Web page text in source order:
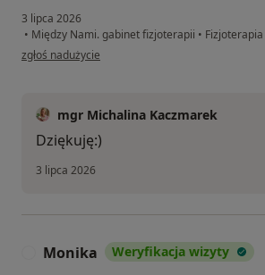
3 lipca 2026
• Między Nami. gabinet fizjoterapii •
w opinii użytkownika Katarzyna
zgłoś nadużycie
mgr Michalina Kaczmarek
Dziękuję:)
3 lipca 2026
Monika Weryfikacja wizyty